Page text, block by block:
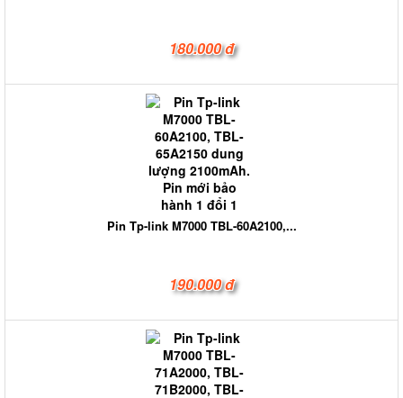
180.000 đ
Pin Tp-link M7000 TBL-60A2100,...
190.000 đ